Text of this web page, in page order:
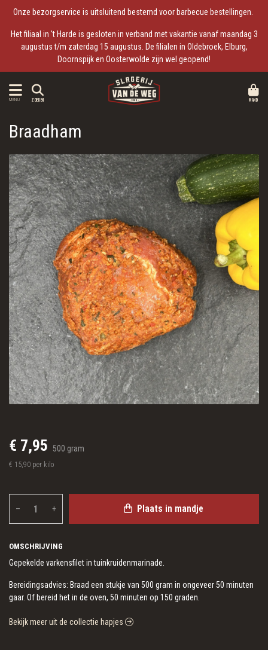
Onze bezorgservice is uitsluitend bestemd voor barbecue bestellingen.
Het filiaal in 't Harde is gesloten in verband met vakantie vanaf maandag 3
augustus t/m zaterdag 15 augustus. De filialen in Oldebroek, Elburg,
Doornspijk en Oosterwolde zijn wel geopend!
MENU ZOEKEN MAND
OMSCHRIJVING
Gepekelde varkensfilet in tuinkruidenmarinade.
Bereidingsadvies: Braad een stukje van 500 gram in ongeveer 50 minuten
gaar. Of bereid het in de oven, 50 minuten op 150 graden.
Braadham
€ 7,95 500 gram
€ 15,90 per kilo
– + Plaats in mandje
Bekijk meer uit de collectie hapjes